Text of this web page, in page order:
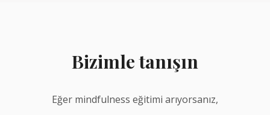
Bizimle tanışın
Eğer mindfulness eğitimi arıyorsanız,